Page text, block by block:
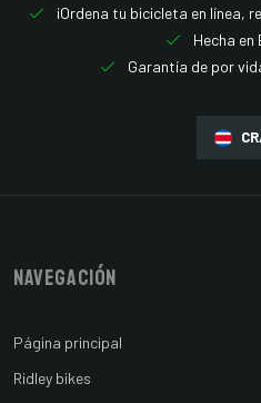
¡Ordena tu bicicleta en línea,
Hecha en
Garantía de por
Navegación
Página principal
Ridley bikes